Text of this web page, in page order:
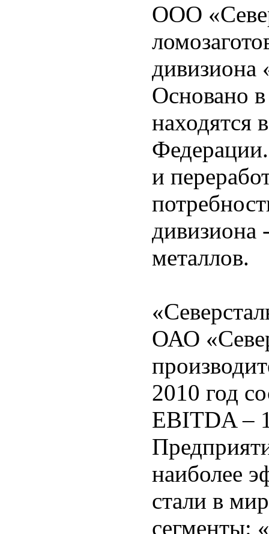
ООО
дивизиона
Основано
находятся
Федерации.
и
металлов.
ОАО
2010 год
EBITDA –
наиболее
стали в
сегменты: